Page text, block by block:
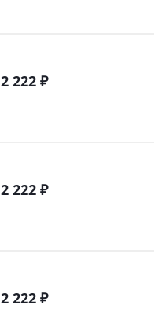
2 222 ₽
2 222 ₽
2 222 ₽